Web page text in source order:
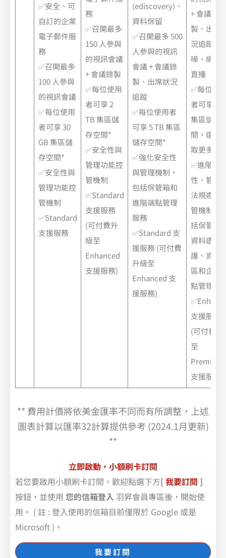
✅安全、可
自訂的企業
電子郵件服
務
✅召開最多
100 人參與
的視訊會議
✅每位使用
者可享 30
GB 集區儲
存空間*
✅安全性與
管理功能控
管機制
✅Standard
支援服務
務
✅召開最多
150 人參與
的視訊會議
+ 會議錄製
✅每位使用
者可享 2
TB 集區儲
存空間*
✅安全性與
管理功能控
管機制
✅Standard
支援服務
(可付費升
級至
Enhanced
支援服務)
(ediscovery)、
資料保留
✅召開最多 500
人參與的視訊
會議 + 會議錄
製、出席狀況
追蹤
✅每位使用者
可享 5 TB 集區
儲存空間*
✅強化安全性
與管理機制，
包括保管箱和
進階端點管理
服務
✅Standard 支
援服務 (可付費
升級至
Enhanced 支
援服務)
+ 會議錄
製、出席
況追蹤、
噪、網域
直播
✅每位使
者可享 5
集區儲存
間，還能
取更多空
✅進階安
性、管理
法規遵循
管機制，
括保管箱
資料遺失
護、資料
區和企業
點管理服
支援服務
(可付費升
至
Premium
支援服務)
** 費用計價將依美金匯率不同而有所調整，上述
圖表計算以匯率32計算提供參考 (2024.1月更新)
**
立即啟動，小額刷卡訂閱
若您要啟用小額刷卡訂閱，歡迎點選下方[我要訂閱 ]
按鈕，並使用 您的信箱登入 羽昇會員專區後，開始使
用。 ( 註 : 登入使用的信箱目前僅限於 Google 或是
Microsoft )。
我要訂閱